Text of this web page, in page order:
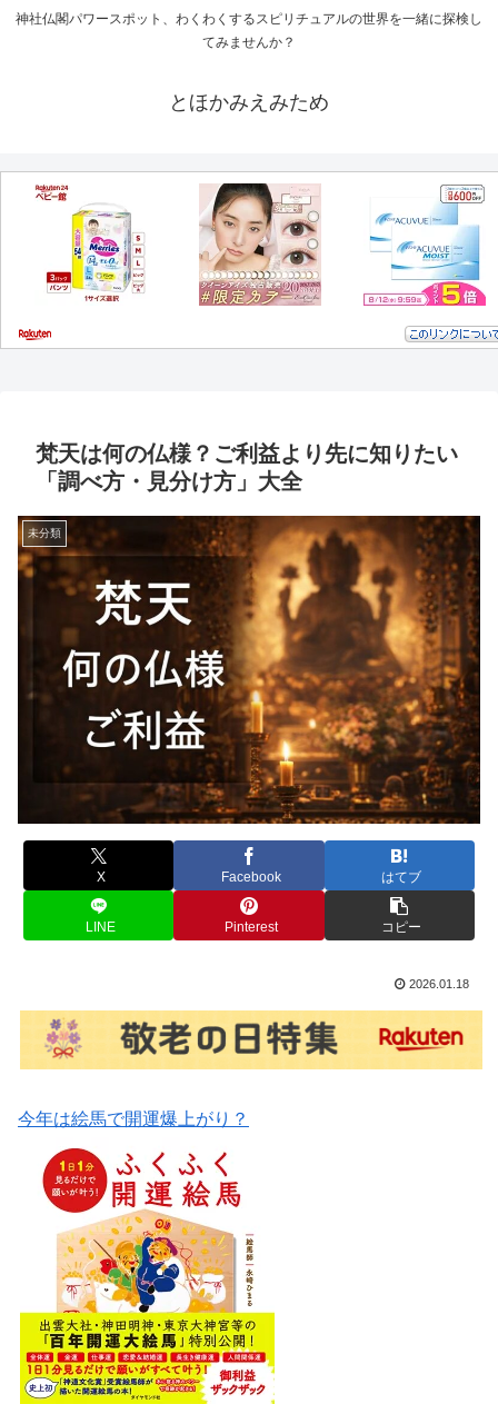
神社仏閣パワースポット、わくわくするスピリチュアルの世界を一緒に探検し
てみませんか？
とほかみえみため
梵天は何の仏様？ご利益より先に知りたい
「調べ方・見分け方」大全
未分類
X Facebook はてブ
LINE Pinterest コピー
2026.01.18
今年は絵馬で開運爆上がり？